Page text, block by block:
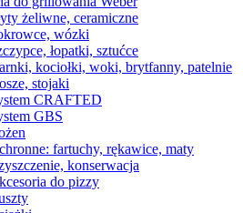
żeliwne, ceramiczne
wózki
łopatki, sztućce
kociołki, woki, brytfanny, patelnie
stojaki
CRAFTED
GBS
fartuchy, rękawice, maty
konserwacja
do pizzy